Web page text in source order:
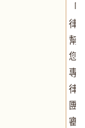
「
律
幫
您
專
律
團
審